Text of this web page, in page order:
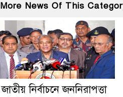
More News Of This
জাতীয় নির্বাচনে জননিরাপত্তা